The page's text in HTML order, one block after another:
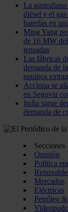
La
diésel y el
baterías en
Ming Yang
de 16 MW
tensadas
Las fábricas
demanda de
equipos
Acciona se
en Segovia
India sigue
demanda de
Secciones
Opinión
Política
Mercados
Eléctricas
Petróleo